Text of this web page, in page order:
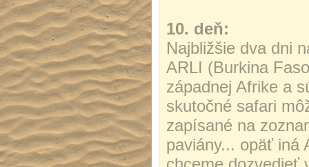
10. deň:
Najbližšie dva dni
ARLI (Burkina
západnej Afrike a
skutočné safari
zapísané na
paviány... opäť iná